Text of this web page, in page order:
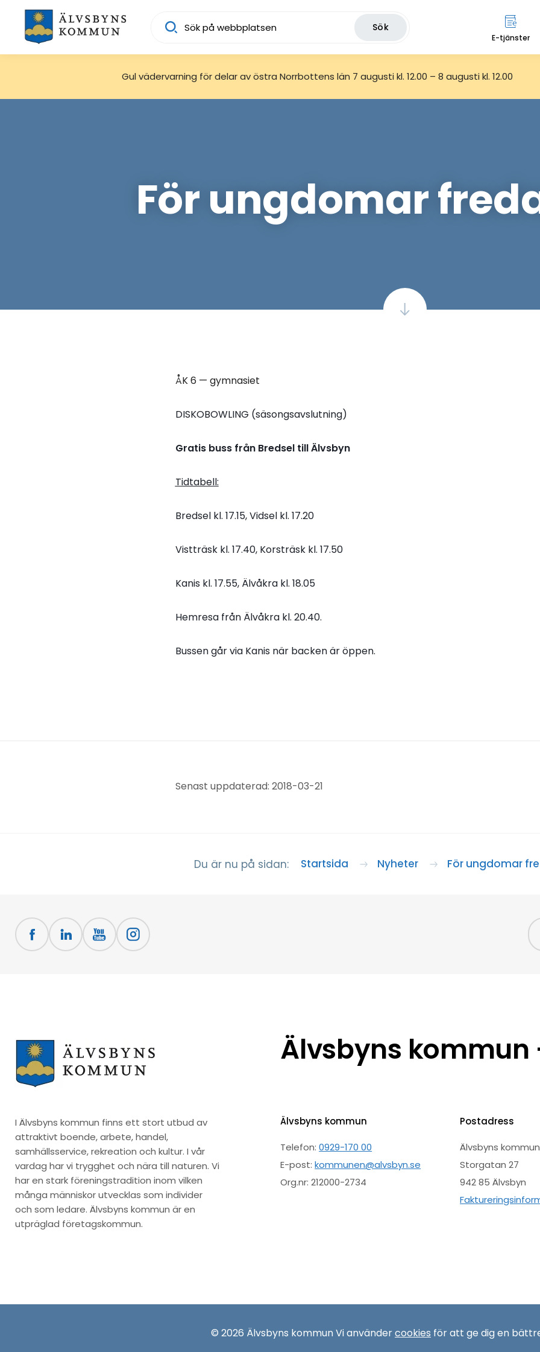
Sök
E-tjänster
Gul vädervarning för delar av östra Norrbottens län 7 augusti kl. 12.00 – 8 augusti kl. 12.00
För ungdomar
ÅK 6 — gymnasiet
DISKOBOWLING (säsongsavslutning)
Gratis buss från Bredsel till Älvsbyn
Tidtabell:
Bredsel kl. 17.15, Vidsel kl. 17.20
Vistträsk kl. 17.40, Korsträsk kl. 17.50
Kanis kl. 17.55, Älvåkra kl. 18.05
Hemresa från Älvåkra kl. 20.40.
Bussen går via Kanis när backen är öppen.
Senast uppdaterad: 2018-03-21
Du är nu på sidan: Startsida Nyheter För ungdomar
I Älvsbyns kommun finns ett stort utbud av
attraktivt boende, arbete, handel,
samhällsservice, rekreation och kultur. I vår
vardag har vi trygghet och nära till naturen. Vi
har en stark föreningstradition inom vilken
många människor utvecklas som individer
och som ledare. Älvsbyns kommun är en
utpräglad företagskommun.
Älvsbyns kommun
Älvsbyns kommun
Telefon:0929-170 00
E-post:kommunen@alvsbyn.se
Org.nr: 212000-2734
Postadress
Älvsbyns kommun
Storgatan 27
942 85 Älvsbyn
© 2026 Älvsbyns kommun Vi användercookies för att ge dig en